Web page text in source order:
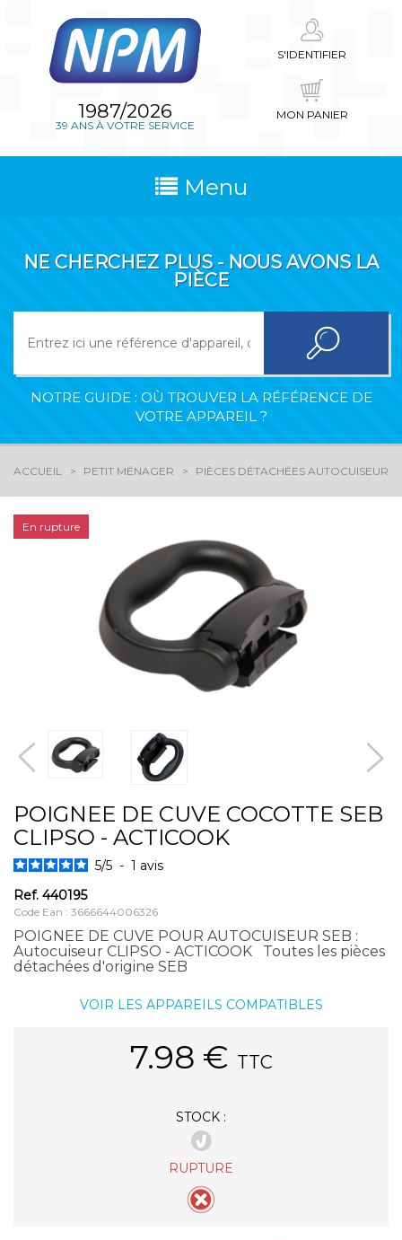
1987/2026
39 ANS À VOTRE SERVICE
S'IDENTIFIER
MON PANIER
Menu
NE CHERCHEZ PLUS - NOUS AVONS LA
PIÈCE
NOTRE GUIDE : OÙ TROUVER LA RÉFÉRENCE DE
VOTRE APPAREIL ?
ACCUEIL PETIT MÉNAGER PIÈCES DÉTACHÉES AUTOCUISEUR
En rupture
POIGNEE DE CUVE COCOTTE SEB
CLIPSO - ACTICOOK
5/5 - 1 avis
Ref. 440195
Code Ean : 3666644006326
POIGNEE DE CUVE POUR AUTOCUISEUR SEB :
Autocuiseur CLIPSO - ACTICOOK Toutes les pièces
détachées d'origine SEB
VOIR LES APPAREILS COMPATIBLES
7.98 € TTC
STOCK :
RUPTURE